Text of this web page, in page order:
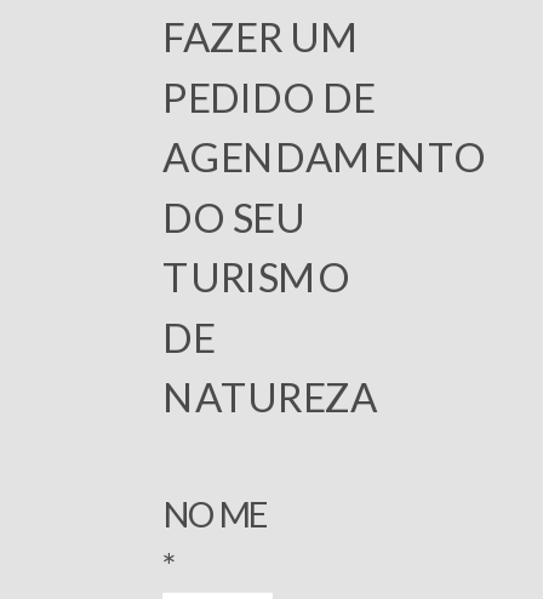
FAZER UM
PEDIDO DE
AGENDAMENTO
DO SEU
TURISMO
DE
NATUREZA
NOME
*